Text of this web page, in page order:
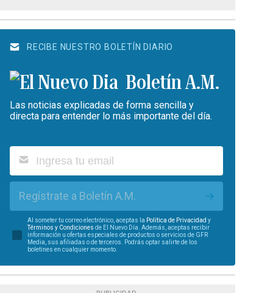
RECIBE NUESTRO BOLETÍN DIARIO
Boletín A.M.
Las noticias explicadas de forma sencilla y
directa para entender lo más importante del día.
Regístrate a Boletín A.M.
Al someter tu correo electrónico, aceptas la Política de Privacidad y
Términos y Condiciones de El Nuevo Día. Además, aceptas recibir
información u ofertas especiales de productos o servicios de GFR
Media, sus afiliadas o de terceros. Podrás optar salirte de los
boletines en cualquier momento.